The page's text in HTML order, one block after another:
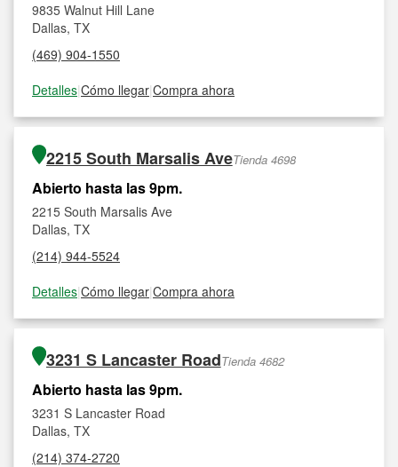
9835 Walnut Hill Lane
Dallas, TX
(469) 904-1550
Detalles|Cómo llegar|Compra ahora
2215 South Marsalis AveTienda 4698
Abierto hasta las 9pm.
2215 South Marsalis Ave
Dallas, TX
(214) 944-5524
Detalles|Cómo llegar|Compra ahora
3231 S Lancaster RoadTienda 4682
Abierto hasta las 9pm.
3231 S Lancaster Road
Dallas, TX
(214) 374-2720